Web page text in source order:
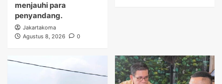
menjauhi para
penyandang.
Jakartakoma
Agustus 8, 2026
0